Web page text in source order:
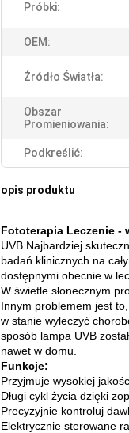
Próbki:
OEM:
Źródło Światła:
Obszar
Promieniowania:
Podkreślić:
opis produktu
Fototerapia Leczenie -
UVB Najbardziej
badań klinicznych na
dostępnymi obecnie w
W świetle słonecznym
Innym problemem jest
w stanie wyleczyć
sposób lampa UVB
nawet w domu.
Funkcje:
Przyjmuje wysokiej
Długi cykl życia dzięki
Precyzyjnie kontroluj
Elektrycznie sterowane